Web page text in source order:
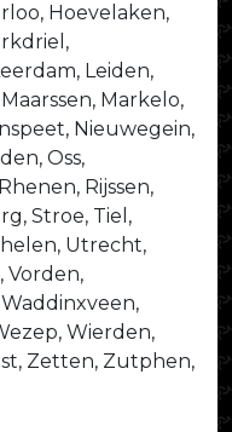
Hoevelaken,
Leiden,
Markelo,
Nieuwegein,
Oss,
Rijssen,
Stroe, Tiel,
Utrecht,
Vorden,
Wierden,
Zetten, Zutphen,